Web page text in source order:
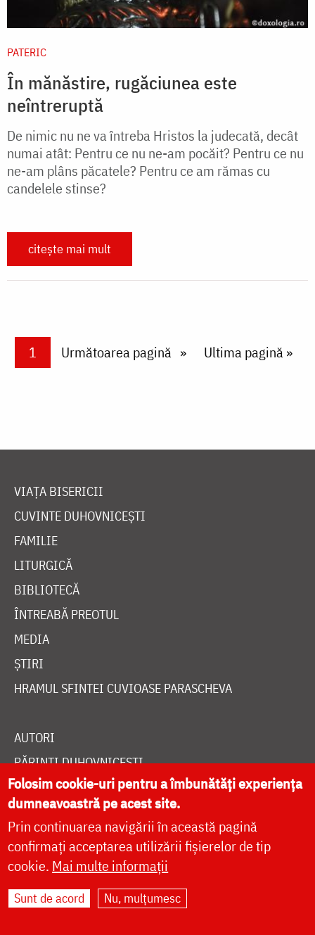
PATERIC
În mănăstire, rugăciunea este
neîntreruptă
De nimic nu ne va întreba Hristos la judecată, decât
numai atât: Pentru ce nu ne-am pocăit? Pentru ce nu
ne-am plâns păcatele? Pentru ce am rămas cu
candelele stinse?
citește mai mult
PaginareCurrent page
1 Next page
Următoarea pagină Last page
Ultima pagină »
VIAȚA BISERICII
CUVINTE DUHOVNICEȘTI
FAMILIE
LITURGICĂ
BIBLIOTECĂ
ÎNTREABĂ PREOTUL
MEDIA
ȘTIRI
HRAMUL SFINTEI CUVIOASE PARASCHEVA
AUTORI
PĂRINȚI DUHOVNICEȘTI
MAICI CU VIAȚĂ DUHOVNICEASCĂ
TEMATICĂ
SINAXAR ALFABETIC
MĂNĂSTIRI ȘI BISERICI
CALENDAR ORTODOX
WIDGET DOXOLOGIA
Folosim cookie-uri pentru a îmbunătăți experiența
dumneavoastră pe acest site.
Prin continuarea navigării în această pagină
confirmați acceptarea utilizării fișierelor de tip
cookie. Mai multe informații
Sunt de acord Nu, mulțumesc